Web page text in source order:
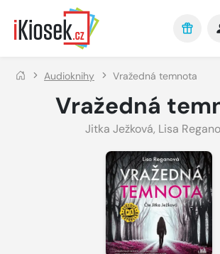
Přejít na hlavní obsah
Audioknihy Vražedná temnota
Vražedná
Jitka Ježková, Lisa